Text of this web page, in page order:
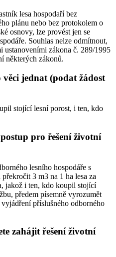
lesa hospodaří bez
plánu nebo bez protokolem o
osnovy, lze provést jen se
Souhlas nelze odmítnout,
ustanoveními zákona č. 289/1995
některých zákonů.
jednat (podat žádost
stojící lesní porost, i ten, kdo
pro řešení životní
lesního hospodáře s
3 m3 na 1 ha lesa za
jakož i ten, kdo koupil stojící
předem písemně vyrozumět
příslušného odborného
zahájit řešení životní